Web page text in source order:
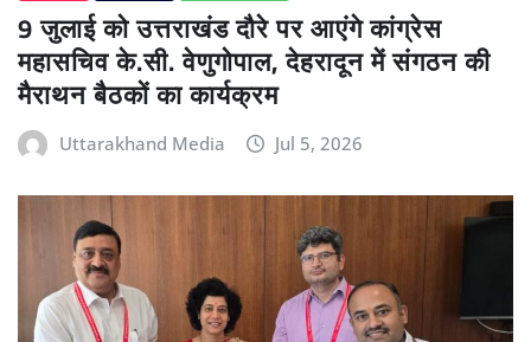
9 जुलाई को उत्तराखंड दौरे पर आएंगे कांग्रेस
महासचिव के.सी. वेणुगोपाल, देहरादून में संगठन की
मैराथन बैठकों का कार्यक्रम
Uttarakhand Media Jul 5, 2026